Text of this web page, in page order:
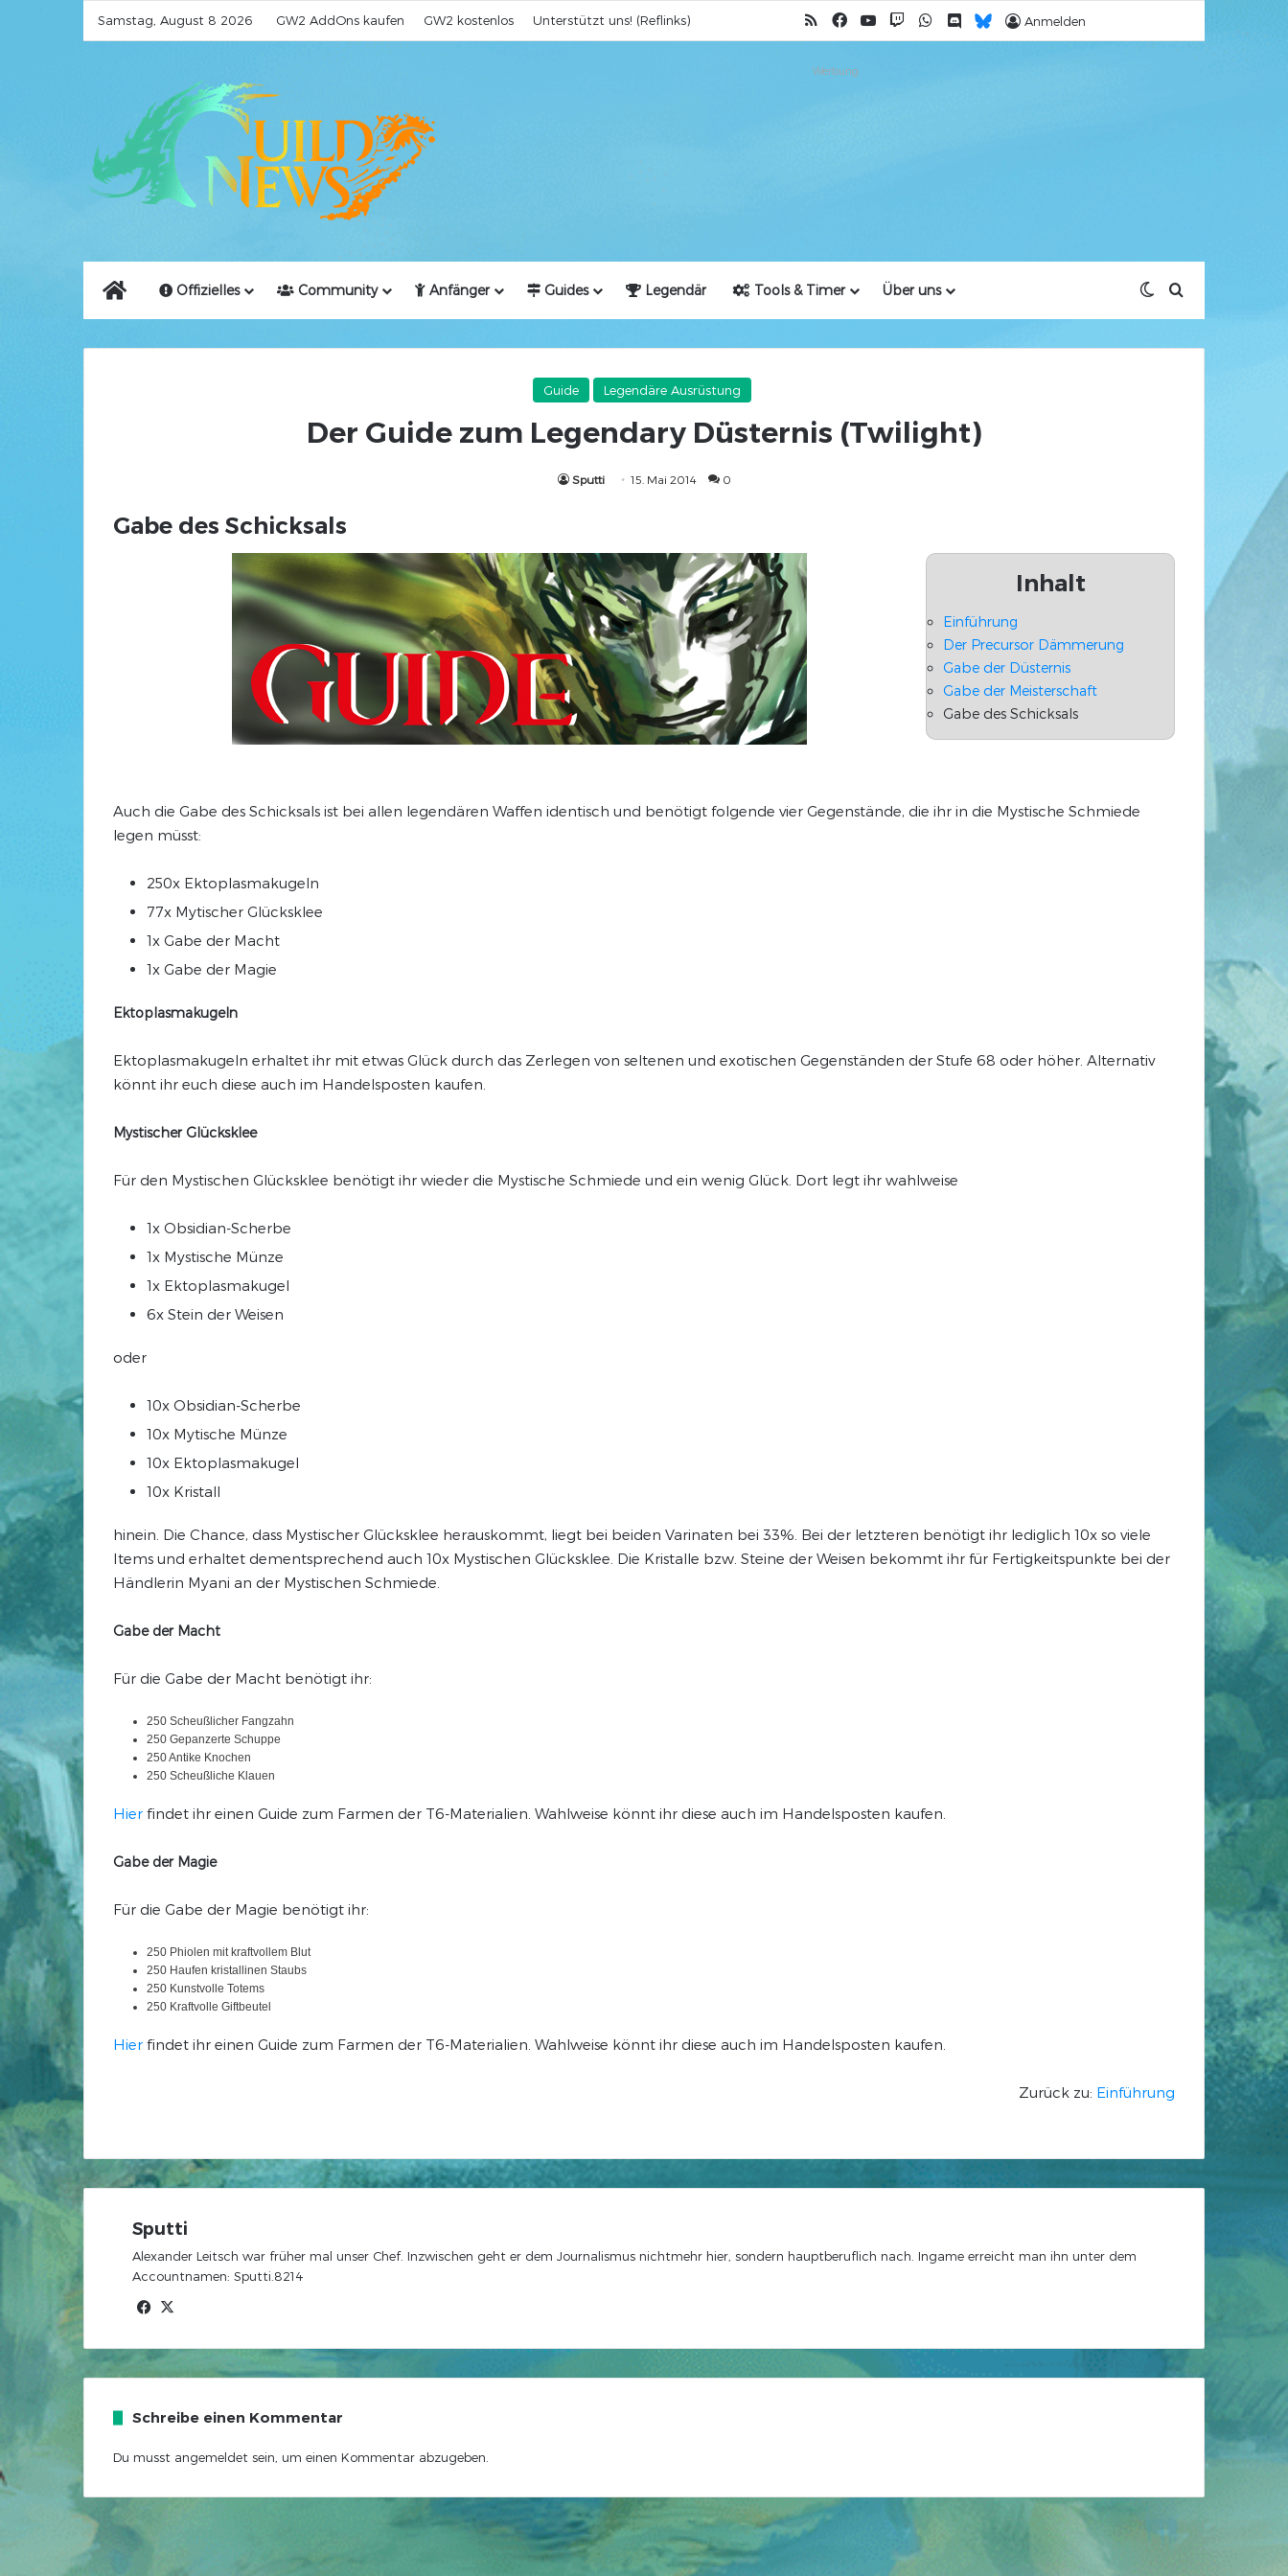
Samstag, August 8 2026 GW2 AddOns kaufen GW2 kostenlos Unterstützt uns! (Reflinks) RSSFacebook
YouTubeTwitchWhatsApp
DiscordBluesky
Anmelden
Werbung
Home Offizielles Community Anfänger Guides Legendär Tools & Timer Über uns Skin umschalten
Guide Legendäre Ausrüstung
Der Guide zum Legendary Düsternis (Twilight)
Sputti 15. Mai 2014 0
Gabe des Schicksals
Inhalt
Einführung
Der Precursor Dämmerung
Gabe der Düsternis
Gabe der Meisterschaft
Gabe des Schicksals
Auch die Gabe des Schicksals ist bei allen legendären Waffen identisch und benötigt folgende vier Gegenstände, die ihr in die Mystische Schmiede
legen müsst:
250x Ektoplasmakugeln
77x Mytischer Glücksklee
1x Gabe der Macht
1x Gabe der Magie
Ektoplasmakugeln
Ektoplasmakugeln erhaltet ihr mit etwas Glück durch das Zerlegen von seltenen und exotischen Gegenständen der Stufe 68 oder höher. Alternativ
könnt ihr euch diese auch im Handelsposten kaufen.
Mystischer Glücksklee
Für den Mystischen Glücksklee benötigt ihr wieder die Mystische Schmiede und ein wenig Glück. Dort legt ihr wahlweise
1x Obsidian-Scherbe
1x Mystische Münze
1x Ektoplasmakugel
6x Stein der Weisen
oder
10x Obsidian-Scherbe
10x Mytische Münze
10x Ektoplasmakugel
10x Kristall
hinein. Die Chance, dass Mystischer Glücksklee herauskommt, liegt bei beiden Varinaten bei 33%. Bei der letzteren benötigt ihr lediglich 10x so viele
Items und erhaltet dementsprechend auch 10x Mystischen Glücksklee. Die Kristalle bzw. Steine der Weisen bekommt ihr für Fertigkeitspunkte bei der
Händlerin Myani an der Mystischen Schmiede.
Gabe der Macht
Für die Gabe der Macht benötigt ihr:
250 Scheußlicher Fangzahn
250 Gepanzerte Schuppe
250 Antike Knochen
250 Scheußliche Klauen
Hier findet ihr einen Guide zum Farmen der T6-Materialien. Wahlweise könnt ihr diese auch im Handelsposten kaufen.
Gabe der Magie
Für die Gabe der Magie benötigt ihr:
250 Phiolen mit kraftvollem Blut
250 Haufen kristallinen Staubs
250 Kunstvolle Totems
250 Kraftvolle Giftbeutel
Hier findet ihr einen Guide zum Farmen der T6-Materialien. Wahlweise könnt ihr diese auch im Handelsposten kaufen.
Zurück zu: Einführung
Sputti
Alexander Leitsch war früher mal unser Chef. Inzwischen geht er dem Journalismus nichtmehr hier, sondern hauptberuflich nach. Ingame erreicht man ihn unter dem
Accountnamen: Sputti.8214
Facebook
Schreibe einen Kommentar
Du musst angemeldet sein, um einen Kommentar abzugeben.